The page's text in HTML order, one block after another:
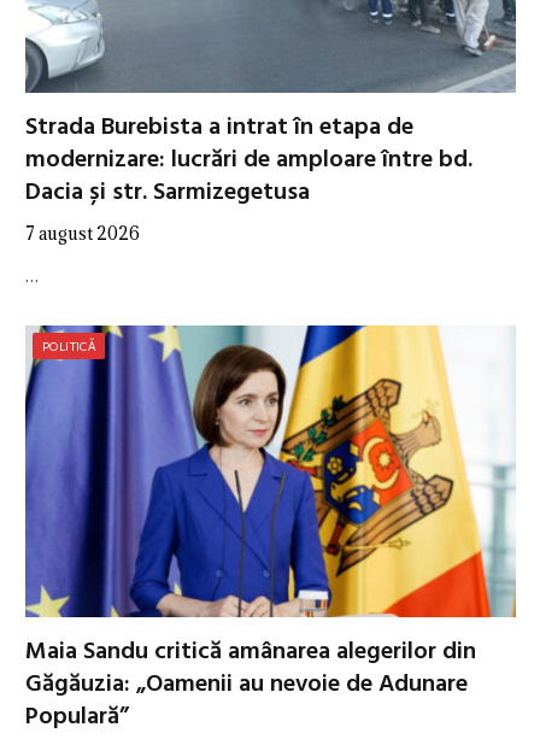
Strada Burebista a intrat în etapa de
modernizare: lucrări de amploare între bd.
Dacia și str. Sarmizegetusa
7 august 2026
…
POLITICĂ
Maia Sandu critică amânarea alegerilor din
Găgăuzia: „Oamenii au nevoie de Adunare
Populară”